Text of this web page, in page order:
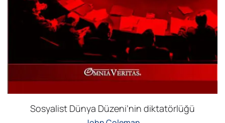
Sosyalist Dünya Düzeni’nin diktatörlüğü